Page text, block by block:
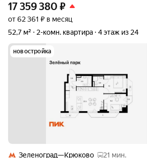
17 359 380 ₽
от 62 361 ₽ в месяц
52,7 м²
2-комн. квартира 4 этаж из 24
новостройка
Зеленоград—Крюково
21 мин.